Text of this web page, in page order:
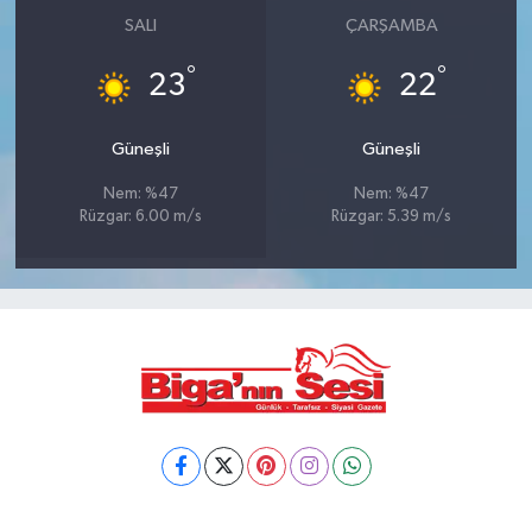
SALI
23°
Güneşli
Nem: %47
Rüzgar: 6.00 m/s
ÇARŞAMBA
22°
Güneşli
Nem: %47
Rüzgar: 5.39 m/s